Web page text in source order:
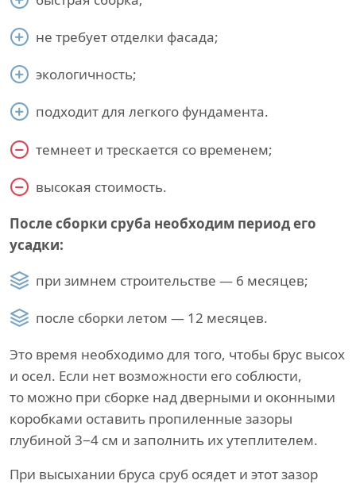
не требует отделки фасада;
экологичность;
подходит для легкого фундамента.
темнеет и трескается со временем;
высокая стоимость.
После сборки сруба необходим период его
усадки:
при зимнем строительстве — 6 месяцев;
после сборки летом — 12 месяцев.
Это время необходимо для того, чтобы брус высох
и осел. Если нет возможности его соблюсти,
то можно при сборке над дверными и оконными
коробками оставить пропиленные зазоры
глубиной 3−4 см и заполнить их утеплителем.
При высыхании бруса сруб осядет и этот зазор